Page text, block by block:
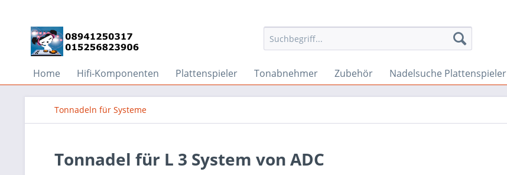
Home Hifi-Komponenten Plattenspieler Tonabnehmer Zubehör Nadelsuche Plattenspieler
Tonnadeln für Systeme
Tonnadel für L 3 System von ADC